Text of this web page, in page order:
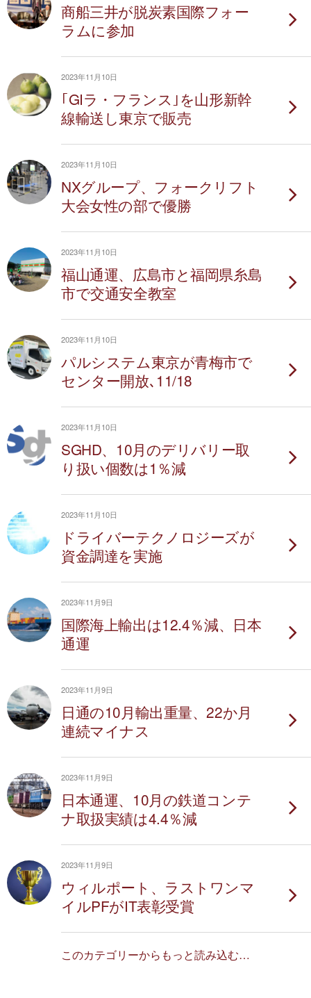
商船三井が脱炭素国際フォー
ラムに参加
2023年11月10日
｢GIラ・フランス｣を山形新幹
線輸送し東京で販売
2023年11月10日
NXグループ、フォークリフト
大会女性の部で優勝
2023年11月10日
福山通運、広島市と福岡県糸島
市で交通安全教室
2023年11月10日
パルシステム東京が青梅市で
センター開放､11/18
2023年11月10日
SGHD、10月のデリバリー取
り扱い個数は1％減
2023年11月10日
ドライバーテクノロジーズが
資金調達を実施
2023年11月9日
国際海上輸出は12.4％減、日本
通運
2023年11月9日
日通の10月輸出重量、22か月
連続マイナス
2023年11月9日
日本通運、10月の鉄道コンテ
ナ取扱実績は4.4％減
2023年11月9日
ウィルポート、ラストワンマ
イルPFがIT表彰受賞
このカテゴリーからもっと読み込む…